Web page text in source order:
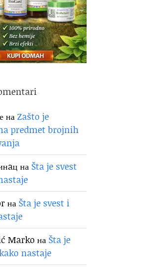
наZašto je
predmet brojnih
на Šta je svest
на Šta je svest i
Marko на Šta je
nastaje